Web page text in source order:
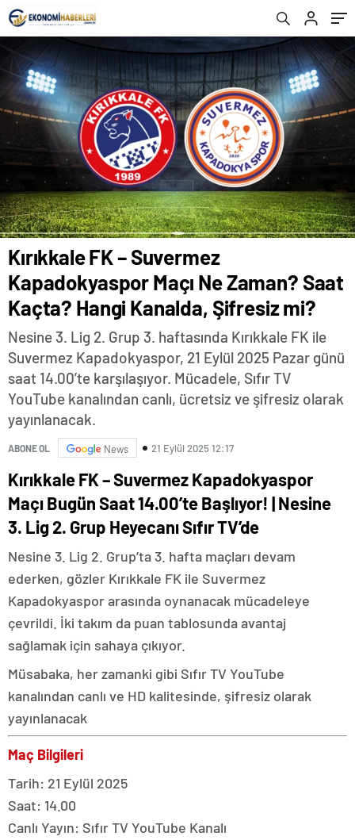
Kırıkkale FK – Suvermez
Kapadokyaspor Maçı Ne Zaman? Saat
Kaçta? Hangi Kanalda, Şifresiz mi?
Nesine 3. Lig 2. Grup 3. haftasında Kırıkkale FK ile
Suvermez Kapadokyaspor, 21 Eylül 2025 Pazar günü
saat 14.00’te karşılaşıyor. Mücadele, Sıfır TV
YouTube kanalından canlı, ücretsiz ve şifresiz olarak
yayınlanacak.
ABONE OL News 21 Eylül 2025 12:17
Kırıkkale FK – Suvermez Kapadokyaspor
Maçı Bugün Saat 14.00’te Başlıyor! | Nesine
3. Lig 2. Grup Heyecanı Sıfır TV’de
Nesine 3. Lig 2. Grup’ta 3. hafta maçları devam
ederken, gözler Kırıkkale FK ile Suvermez
Kapadokyaspor arasında oynanacak mücadeleye
çevrildi. İki takım da puan tablosunda avantaj
sağlamak için sahaya çıkıyor.
Müsabaka, her zamanki gibi Sıfır TV YouTube
kanalından canlı ve HD kalitesinde, şifresiz olarak
yayınlanacak
Maç Bilgileri
Tarih: 21 Eylül 2025
Saat: 14.00
Canlı Yayın: Sıfır TV YouTube Kanalı